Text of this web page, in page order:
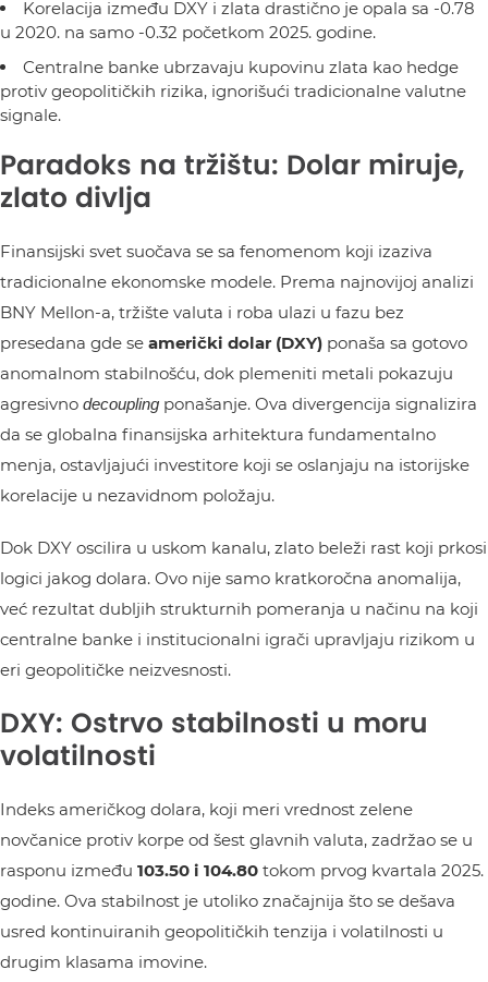
Korelacija između DXY i zlata drastično je opala sa -0.78
u 2020. na samo -0.32 početkom 2025. godine.
Centralne banke ubrzavaju kupovinu zlata kao hedge
protiv geopolitičkih rizika, ignorišući tradicionalne valutne
signale.
Paradoks na tržištu: Dolar miruje,
zlato divlja
Finansijski svet suočava se sa fenomenom koji izaziva
tradicionalne ekonomske modele. Prema najnovijoj analizi
BNY Mellon-a, tržište valuta i roba ulazi u fazu bez
presedana gde se američki dolar (DXY) ponaša sa gotovo
anomalnom stabilnošću, dok plemeniti metali pokazuju
agresivno decoupling ponašanje. Ova divergencija signalizira
da se globalna finansijska arhitektura fundamentalno
menja, ostavljajući investitore koji se oslanjaju na istorijske
korelacije u nezavidnom položaju.
Dok DXY oscilira u uskom kanalu, zlato beleži rast koji prkosi
logici jakog dolara. Ovo nije samo kratkoročna anomalija,
već rezultat dubljih strukturnih pomeranja u načinu na koji
centralne banke i institucionalni igrači upravljaju rizikom u
eri geopolitičke neizvesnosti.
DXY: Ostrvo stabilnosti u moru
volatilnosti
Indeks američkog dolara, koji meri vrednost zelene
novčanice protiv korpe od šest glavnih valuta, zadržao se u
rasponu između 103.50 i 104.80 tokom prvog kvartala 2025.
godine. Ova stabilnost je utoliko značajnija što se dešava
usred kontinuiranih geopolitičkih tenzija i volatilnosti u
drugim klasama imovine.